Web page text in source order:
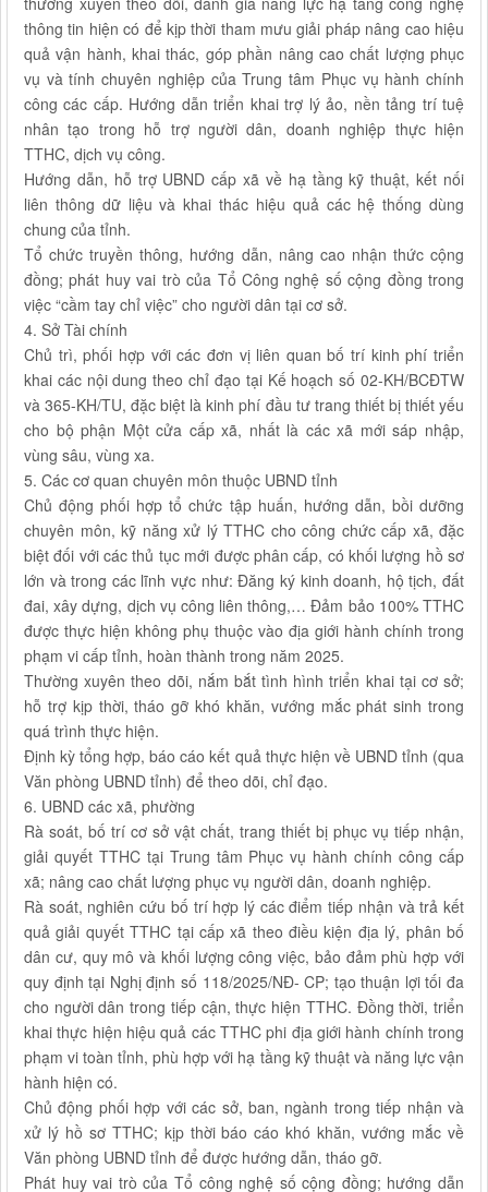
thông tin hiện có để kịp thời tham mưu giải pháp nâng cao hiệu
quả vận hành, khai thác, góp phần nâng cao chất lượng phục
vụ và tính chuyên nghiệp của Trung tâm Phục vụ hành chính
công các cấp. Hướng dẫn triển khai trợ lý ảo, nền tảng trí tuệ
nhân tạo trong hỗ trợ người dân, doanh nghiệp thực hiện
TTHC, dịch vụ công.
Hướng dẫn, hỗ trợ UBND cấp xã về hạ tầng kỹ thuật, kết nối
liên thông dữ liệu và khai thác hiệu quả các hệ thống dùng
chung của tỉnh.
Tổ chức truyền thông, hướng dẫn, nâng cao nhận thức cộng
đồng; phát huy vai trò của Tổ Công nghệ số cộng đồng trong
việc “cầm tay chỉ việc” cho người dân tại cơ sở.
4. Sở Tài chính
Chủ trì, phối hợp với các đơn vị liên quan bố trí kinh phí triển
khai các nội dung theo chỉ đạo tại Kế hoạch số 02-KH/BCĐTW
và 365-KH/TU, đặc biệt là kinh phí đầu tư trang thiết bị thiết yếu
cho bộ phận Một cửa cấp xã, nhất là các xã mới sáp nhập,
vùng sâu, vùng xa.
5. Các cơ quan chuyên môn thuộc UBND tỉnh
Chủ động phối hợp tổ chức tập huấn, hướng dẫn, bồi dưỡng
chuyên môn, kỹ năng xử lý TTHC cho công chức cấp xã, đặc
biệt đối với các thủ tục mới được phân cấp, có khối lượng hồ sơ
lớn và trong các lĩnh vực như: Đăng ký kinh doanh, hộ tịch, đất
đai, xây dựng, dịch vụ công liên thông,… Đảm bảo 100% TTHC
được thực hiện không phụ thuộc vào địa giới hành chính trong
phạm vi cấp tỉnh, hoàn thành trong năm 2025.
Thường xuyên theo dõi, nắm bắt tình hình triển khai tại cơ sở;
hỗ trợ kịp thời, tháo gỡ khó khăn, vướng mắc phát sinh trong
quá trình thực hiện.
Định kỳ tổng hợp, báo cáo kết quả thực hiện về UBND tỉnh (qua
Văn phòng UBND tỉnh) để theo dõi, chỉ đạo.
6. UBND các xã, phường
Rà soát, bố trí cơ sở vật chất, trang thiết bị phục vụ tiếp nhận,
giải quyết TTHC tại Trung tâm Phục vụ hành chính công cấp
xã; nâng cao chất lượng phục vụ người dân, doanh nghiệp.
Rà soát, nghiên cứu bố trí hợp lý các điểm tiếp nhận và trả kết
quả giải quyết TTHC tại cấp xã theo điều kiện địa lý, phân bố
dân cư, quy mô và khối lượng công việc, bảo đảm phù hợp với
quy định tại Nghị định số 118/2025/NĐ- CP; tạo thuận lợi tối đa
cho người dân trong tiếp cận, thực hiện TTHC. Đồng thời, triển
khai thực hiện hiệu quả các TTHC phi địa giới hành chính trong
phạm vi toàn tỉnh, phù hợp với hạ tầng kỹ thuật và năng lực vận
hành hiện có.
Chủ động phối hợp với các sở, ban, ngành trong tiếp nhận và
xử lý hồ sơ TTHC; kịp thời báo cáo khó khăn, vướng mắc về
Văn phòng UBND tỉnh để được hướng dẫn, tháo gỡ.
Phát huy vai trò của Tổ công nghệ số cộng đồng; hướng dẫn